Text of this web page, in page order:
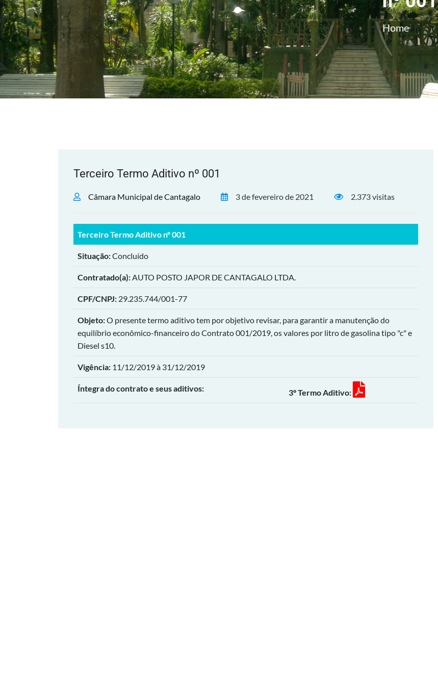
Home
Terceiro Termo Aditivo nº 001
Câmara Municipal de Cantagalo 3 de fevereiro de 2021 2.373 visitas
Terceiro Termo Aditivo nº 001
Situação:Concluído
Contratado(a):AUTO POSTO JAPOR DE CANTAGALO LTDA.
CPF/CNPJ: 29.235.744/001-77
Objeto:O presente termo aditivo tem por objetivo revisar, para garantir a manutenção do
equilíbrio econômico-financeiro do Contrato 001/2019, os valores por litro de gasolina tipo "c" e
Diesel s10.
Vigência: 11/12/2019 à 31/12/2019
Íntegra do contrato e seus aditivos: 3º Termo Aditivo: